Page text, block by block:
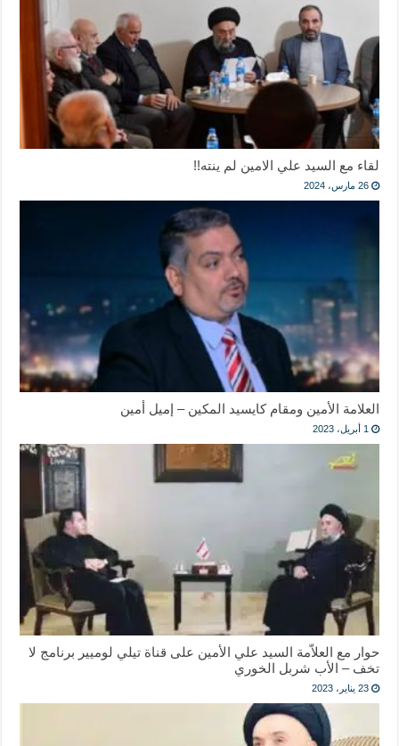
لقاء مع السيد علي الامين لم ينته!!
26 مارس، 2024
العلامة الأمين ومقام كايسيد المكين – إميل أمين
1 أبريل، 2023
حوار مع العلاّمة السيد علي الأمين على قناة تيلي لوميير برنامج لا
تخف – الأب شربل الخوري
23 يناير، 2023